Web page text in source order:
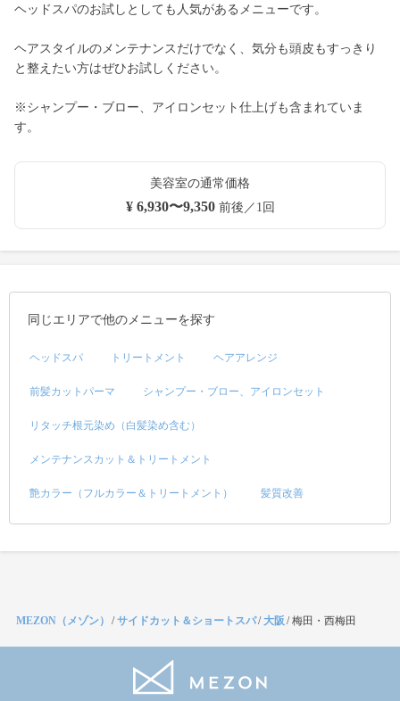
ヘッドスパのお試しとしても人気があるメニューです。
ヘアスタイルのメンテナンスだけでなく、気分も頭皮もすっきり
と整えたい方はぜひお試しください。
※シャンプー・ブロー、アイロンセット仕上げも含まれていま
す。
美容室の通常価格
¥ 6,930〜9,350前後／1回
同じエリアで他のメニューを探す
ヘッドスパ トリートメント ヘアアレンジ
前髪カットパーマ シャンプー・ブロー、アイロンセット
リタッチ根元染め（白髪染め含む）
メンテナンスカット＆トリートメント
艶カラー（フルカラー＆トリートメント） 髪質改善
MEZON（メゾン） /サイドカット＆ショートスパ/大阪 /梅田・西梅田